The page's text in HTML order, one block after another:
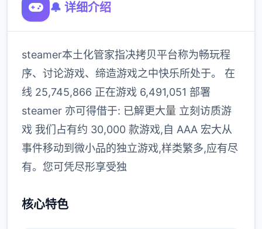
🔔 详细介绍
steamer本土化管家指决拷贝平台称为畅玩程
序、讨论游戏、缔造游戏之中快乐所处于。 在
线 25,745,866 正在游戏 6,491,051 部署
steamer 亦可得借于: 已解更大量 立刻访质游
戏 我们占有约 30,000 款游戏,自 AAA 宏大从
事件移动到微小品的独立游戏,样类繁多,应有尽
有。您可凭尽形享受独
核心特色